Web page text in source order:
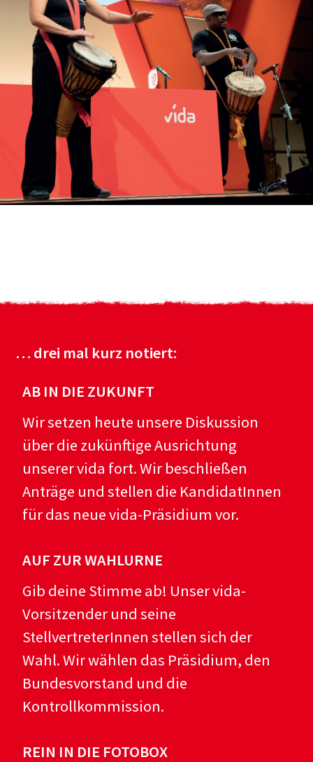
… drei mal kurz notiert:
AB IN DIE ZUKUNFT
Wir setzen heute unsere Diskussion
über die zukünftige Ausrichtung
unserer vida fort. Wir beschließen
Anträge und stellen die KandidatInnen
für das neue vida-Präsidium vor.
AUF ZUR WAHLURNE
Gib deine Stimme ab! Unser vida-
Vorsitzender und seine
StellvertreterInnen stellen sich der
Wahl. Wir wählen das Präsidium, den
Bundesvorstand und die
Kontrollkommission.
REIN IN DIE FOTOBOX